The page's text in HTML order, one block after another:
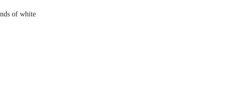
of white